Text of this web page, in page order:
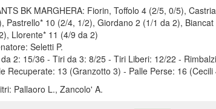
BK MARGHERA: Fiorin, Toffolo 4 (2/5, 0/5),
Pastrello* 10 (2/4, 1/2), Giordano 2 (1/1 da 2),
Llorente* 11 (4/9 da 2)
Seletti P.
2: 15/36 - Tiri da 3: 8/25 - Tiri Liberi: 12/22 -
Recuperate: 13 (Granzotto 3) - Palle Perse: 16 (Cecili
Pallaoro L., Zancolo' A.